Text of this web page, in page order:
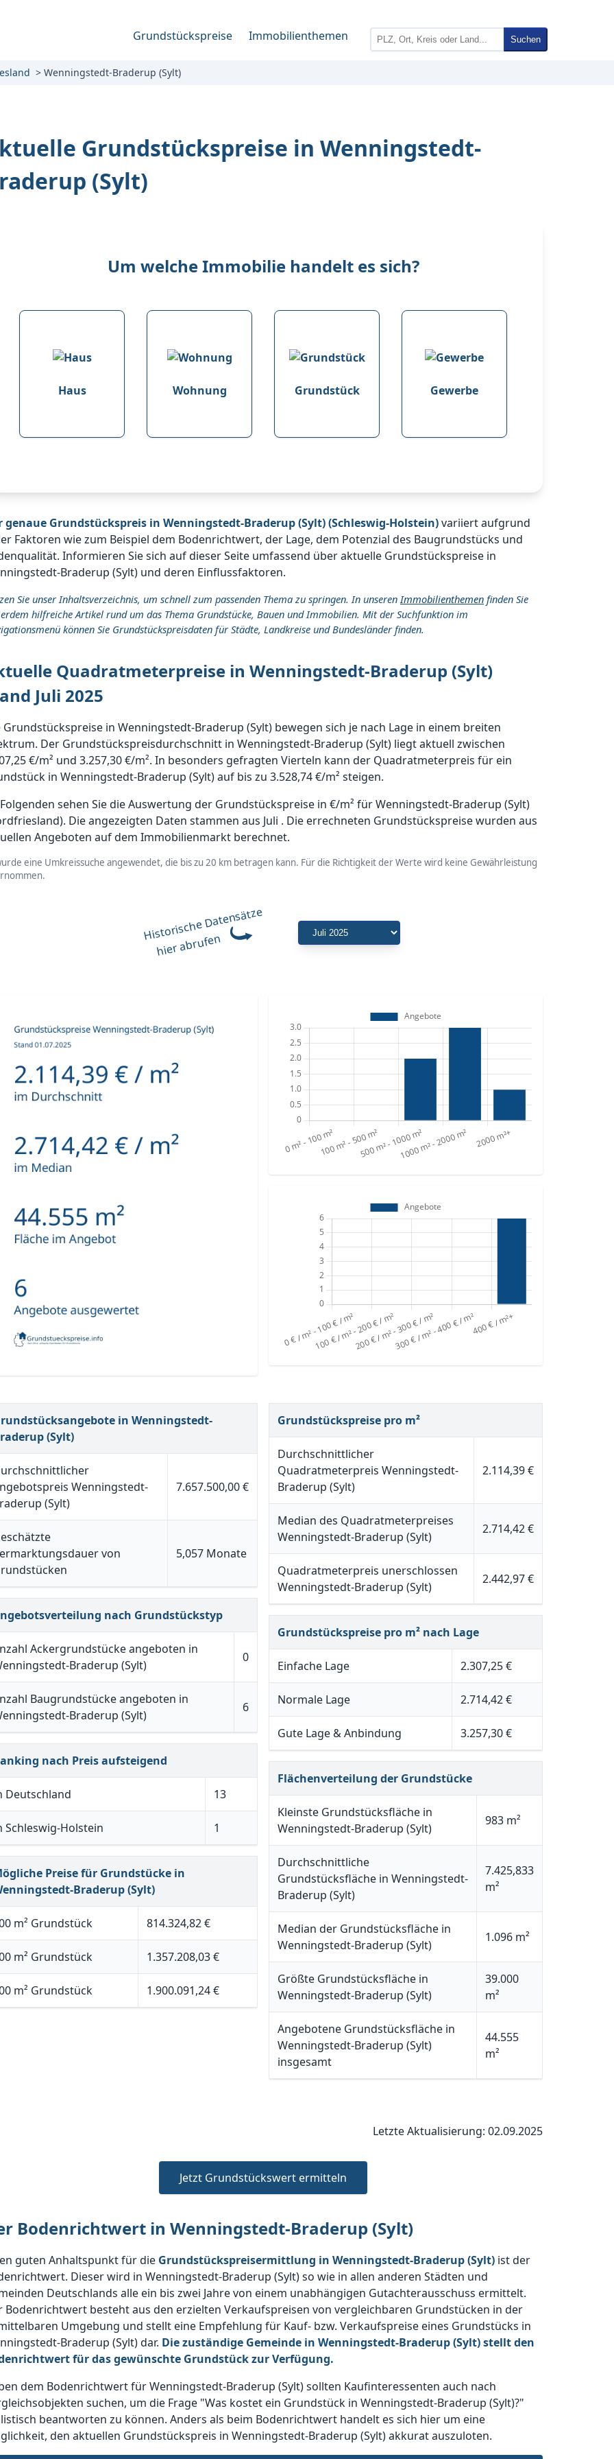
Grundstückspreise Immobilienthemen Suchen
Wenningstedt-Braderup (Sylt)
Grundstückspreise in Wenningstedt-
(Sylt)
Um welche Immobilie handelt es sich?
Haus Wohnung Grundstück Gewerbe
genaue Grundstückspreis in Wenningstedt-Braderup (Sylt) (Schleswig-Holstein)variiert aufgrund
Faktoren wie zum Beispiel dem Bodenrichtwert, der Lage, dem Potenzial des Baugrundstücks und
Informieren Sie sich auf dieser Seite umfassend über aktuelle Grundstückspreise in
Braderup (Sylt) und deren Einflussfaktoren.
Sie unser Inhaltsverzeichnis, um schnell zum passenden Thema zu springen. In unserenImmobilienthemen finden Sie
hilfreiche Artikel rund um das Thema Grundstücke, Bauen und Immobilien. Mit der Suchfunktion im
können Sie Grundstückspreisdaten für Städte, Landkreise und Bundesländer finden.
Quadratmeterpreise in Wenningstedt-Braderup (Sylt)
Juli 2025
Grundstückspreise in Wenningstedt-Braderup (Sylt) bewegen sich je nach Lage in einem breiten
Der Grundstückspreisdurchschnitt in Wenningstedt-Braderup (Sylt) liegt aktuell zwischen
€/m² und 3.257,30 €/m². In besonders gefragten Vierteln kann der Quadratmeterpreis für ein
in Wenningstedt-Braderup (Sylt) auf bis zu 3.528,74 €/m² steigen.
sehen Sie die Auswertung der Grundstückspreise in €/m² für Wenningstedt-Braderup (Sylt)
Die angezeigten Daten stammen aus Juli . Die errechneten Grundstückspreise wurden aus
Angeboten auf dem Immobilienmarkt berechnet.
eine Umkreissuche angewendet, die bis zu 20 km betragen kann. Für die Richtigkeit der Werte wird keine Gewährleistung
Historische Datensätze
hier abrufen
in Wenningstedt-
(Sylt)
Wenningstedt-
(Sylt)
7.657.500,00 €
von
5,057 Monate
nach Grundstückstyp
Ackergrundstücke angeboten in
Braderup (Sylt)
0
Baugrundstücke angeboten in
Braderup (Sylt)
6
nach Preis aufsteigend
Deutschland 13
Schleswig-Holstein 1
Preise für Grundstücke in
Braderup (Sylt)
m² Grundstück 814.324,82 €
m² Grundstück 1.357.208,03 €
m² Grundstück 1.900.091,24 €
Grundstückspreise pro m²
Durchschnittlicher
Quadratmeterpreis Wenningstedt-
Braderup (Sylt)
2.114,39 €
Median des Quadratmeterpreises
Wenningstedt-Braderup (Sylt)
2.714,42 €
Quadratmeterpreis unerschlossen
Wenningstedt-Braderup (Sylt)
2.442,97 €
Grundstückspreise pro m² nach Lage
Einfache Lage 2.307,25 €
Normale Lage 2.714,42 €
Gute Lage & Anbindung 3.257,30 €
Flächenverteilung der Grundstücke
Kleinste Grundstücksfläche in
Wenningstedt-Braderup (Sylt)
983 m²
Durchschnittliche
Grundstücksfläche in Wenningstedt-
Braderup (Sylt)
7.425,833
m²
Median der Grundstücksfläche in
Wenningstedt-Braderup (Sylt)
1.096 m²
Größte Grundstücksfläche in
Wenningstedt-Braderup (Sylt)
39.000
m²
Angebotene Grundstücksfläche in
Wenningstedt-Braderup (Sylt)
insgesamt
44.555
m²
Letzte Aktualisierung: 02.09.2025
Jetzt Grundstückswert ermitteln
Bodenrichtwert in Wenningstedt-Braderup (Sylt)
guten Anhaltspunkt für die Grundstückspreisermittlung in Wenningstedt-Braderup (Sylt) ist der
Dieser wird in Wenningstedt-Braderup (Sylt) so wie in allen anderen Städten und
Deutschlands alle ein bis zwei Jahre von einem unabhängigen Gutachterausschuss ermittelt.
Bodenrichtwert besteht aus den erzielten Verkaufspreisen von vergleichbaren Grundstücken in der
Umgebung und stellt eine Empfehlung für Kauf- bzw. Verkaufspreise eines Grundstücks in
Braderup (Sylt) dar. Die zuständige Gemeinde in Wenningstedt-Braderup (Sylt) stellt den
für das gewünschte Grundstück zur Verfügung.
dem Bodenrichtwert für Wenningstedt-Braderup (Sylt) sollten Kaufinteressenten auch nach
suchen, um die Frage "Was kostet ein Grundstück in Wenningstedt-Braderup (Sylt)?"
beantworten zu können. Anders als beim Bodenrichtwert handelt es sich hier um eine
den aktuellen Grundstückspreis in Wenningstedt-Braderup (Sylt) akkurat auszuloten.